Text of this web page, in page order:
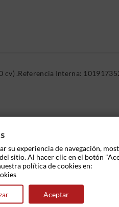
.Referencia Interna:
su experiencia de navegación,
sitio. Al hacer clic en el botón
política de cookies en:
Aceptar